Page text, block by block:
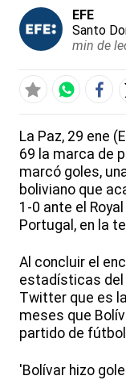
EFE
Santo
min de
La Paz, 29 ene
69 la marca de
marcó goles,
boliviano que
1-0 ante el
Portugal, en la
Al concluir el
estadísticas del
Twitter que es
meses que
partido de
'Bolívar hizo